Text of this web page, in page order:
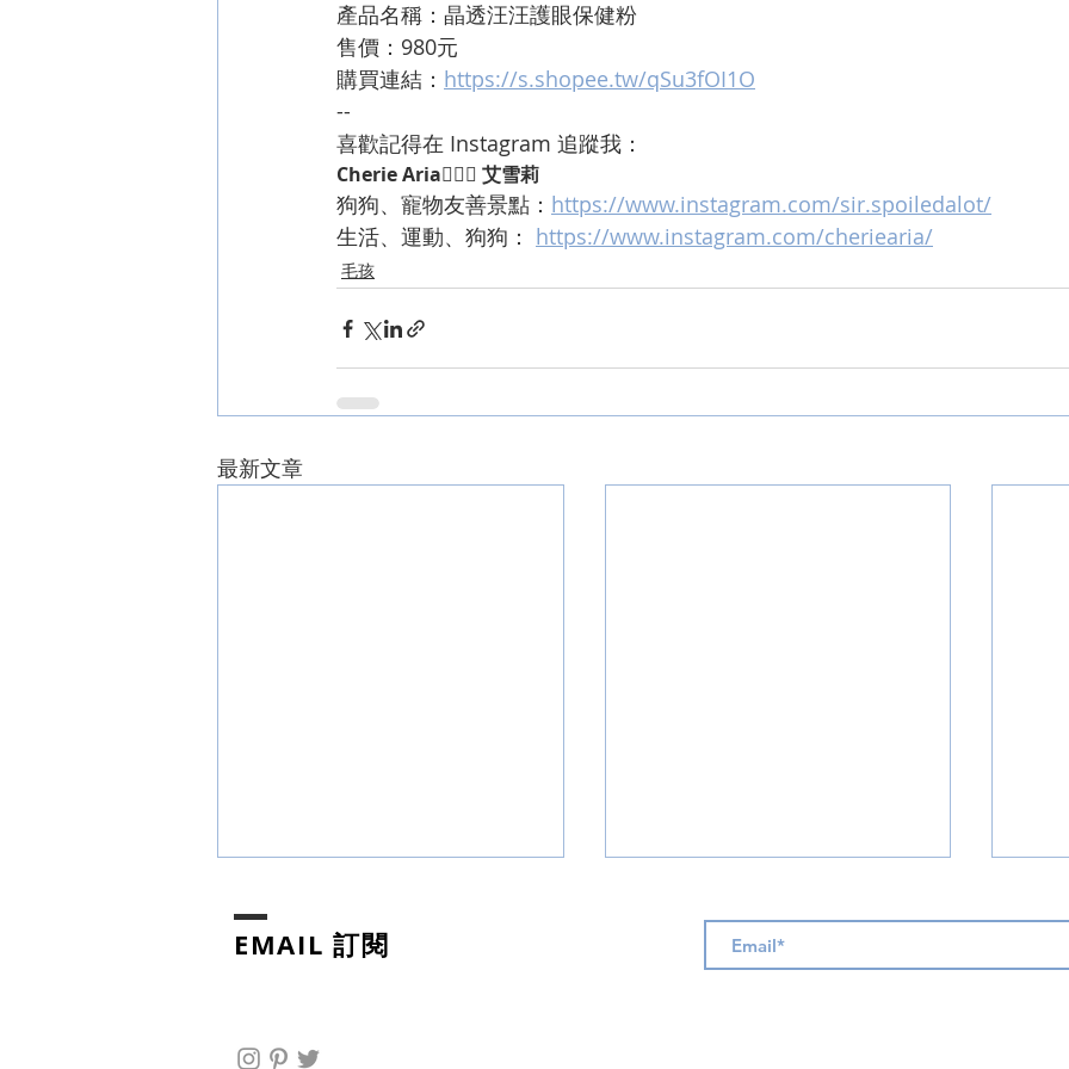
產品名稱：晶透汪汪護眼保健粉
售價：980元
購買連結： https://s.shopee.tw/qSu3fOI1O
--
喜歡記得在 Instagram 追蹤我：
Cherie Aria🧜🏻‍♀️ 艾雪莉
狗狗、寵物友善景點： https://www.instagram.com/sir.spoiledalot/
生活、運動、狗狗： https://www.instagram.com/cheriearia/
毛孩
最新文章
EMAIL 訂閱